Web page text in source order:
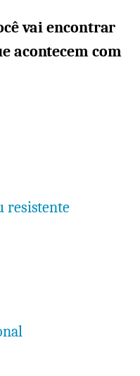
vai encontrar
acontecem com
resistente